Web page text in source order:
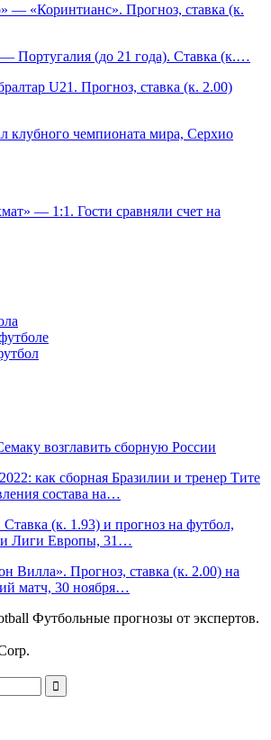
— «Коринтианс». Прогноз, ставка (к.
Португалия (до 21 года). Ставка (к.…
U21. Прогноз, ставка (к. 2.00)
клубного чемпионата мира, Серхио
— 1:1. Гости сравняли счет на
возглавить сборную России
как сборная Бразилии и тренер Тите
состава на…
(к. 1.93) и прогноз на футбол,
Лиги Европы, 31…
Вилла». Прогноз, ставка (к. 2.00) на
матч, 30 ноября…
Футбольные прогнозы от экспертов.